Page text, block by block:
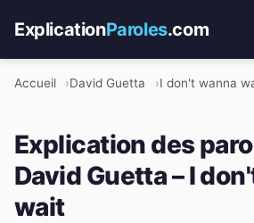
ExplicationParoles.com
Accueil David Guetta I don't wanna
Explication des
David Guetta – I
wait